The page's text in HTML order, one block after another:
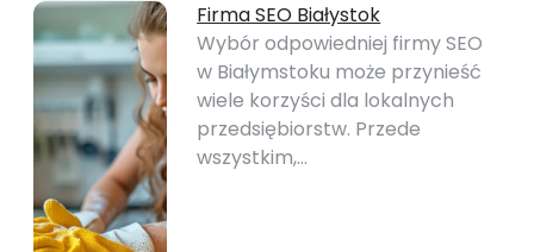
Firma SEO Białystok
Wybór odpowiedniej firmy SEO
w Białymstoku może przynieść
wiele korzyści dla lokalnych
przedsiębiorstw. Przede
wszystkim,…